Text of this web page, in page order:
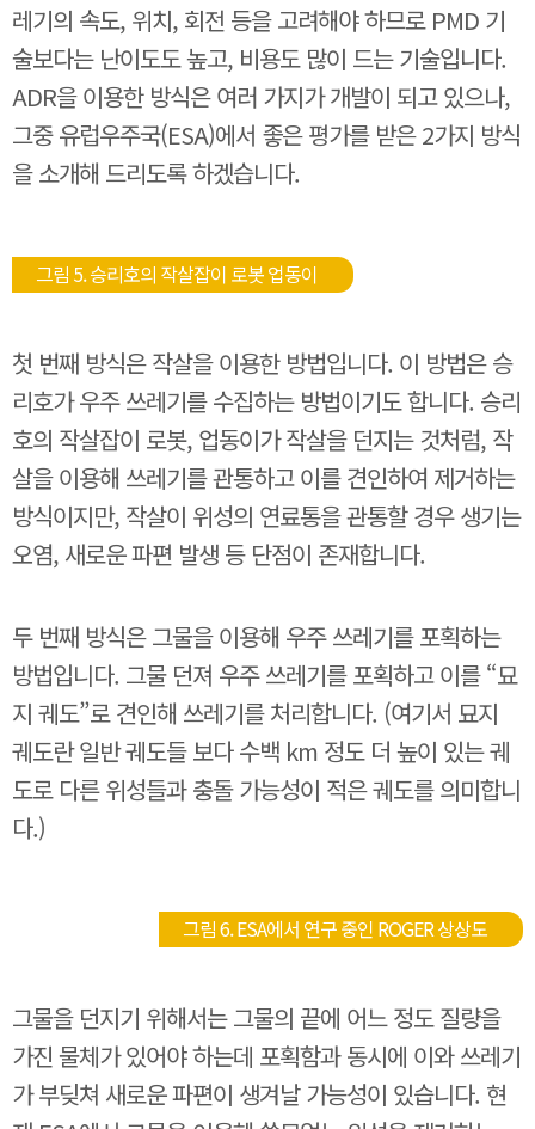
레기의 속도, 위치, 회전 등을 고려해야 하므로 PMD 기
술보다는 난이도도 높고, 비용도 많이 드는 기술입니다.
ADR을 이용한 방식은 여러 가지가 개발이 되고 있으나,
그중 유럽우주국(ESA)에서 좋은 평가를 받은 2가지 방식
을 소개해 드리도록 하겠습니다.
그림 5. 승리호의 작살잡이 로봇 업동이
첫 번째 방식은 작살을 이용한 방법입니다. 이 방법은 승
리호가 우주 쓰레기를 수집하는 방법이기도 합니다. 승리
호의 작살잡이 로봇, 업동이가 작살을 던지는 것처럼, 작
살을 이용해 쓰레기를 관통하고 이를 견인하여 제거하는
방식이지만, 작살이 위성의 연료통을 관통할 경우 생기는
오염, 새로운 파편 발생 등 단점이 존재합니다.
두 번째 방식은 그물을 이용해 우주 쓰레기를 포획하는
방법입니다. 그물 던져 우주 쓰레기를 포획하고 이를 “묘
지 궤도”로 견인해 쓰레기를 처리합니다. (여기서 묘지
궤도란 일반 궤도들 보다 수백 km 정도 더 높이 있는 궤
도로 다른 위성들과 충돌 가능성이 적은 궤도를 의미합니
다.)
그림 6. ESA에서 연구 중인 ROGER 상상도
그물을 던지기 위해서는 그물의 끝에 어느 정도 질량을
가진 물체가 있어야 하는데 포획함과 동시에 이와 쓰레기
가 부딪쳐 새로운 파편이 생겨날 가능성이 있습니다. 현